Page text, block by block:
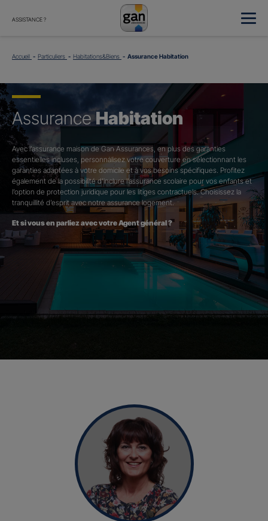
ASSISTANCE ?
Accueil Particuliers Habitations&Biens Assurance Habitation
AssuranceHabitation
Avec l’assurance maison de Gan Assurances, en plus des garanties
essentielles incluses, personnalisez votre couverture en sélectionnant les
garanties adaptées à votre domicile et à vos besoins spécifiques. Profitez
également de la possibilité d’inclure l’assurance scolaire pour vos enfants et
l’option de protection juridique pour les litiges contractuels. Choisissez la
tranquillité d’esprit avec notre assurance logement.
Et si vous en parliez avec votre Agent général ?